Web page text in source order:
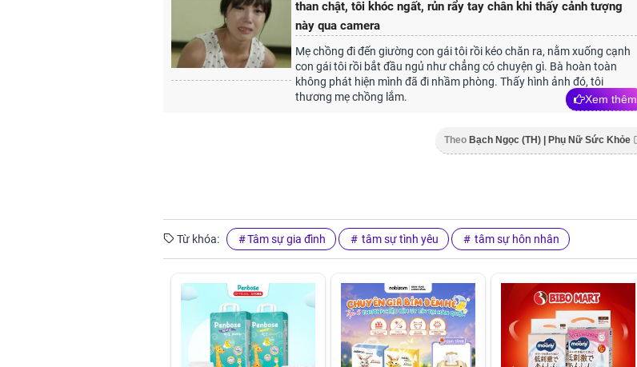
than chật, tôi khóc ngất, rủn rẩy tay chân khi thấy cảnh tượng
này qua camera
Mẹ chồng đi đến giường con gái tôi rồi kéo chăn ra, nằm xuống cạnh
con gái tôi rồi bắt đầu ngủ như chẳng có chuyện gì. Bà hoàn toàn
không phát hiện mình đã đi nhầm phòng. Thấy hình ảnh đó, tôi
thương mẹ chồng lắm.
Xem thêm
Theo Bạch Ngọc (TH) | Phụ Nữ Sức Khỏe
Từ khóa: Tâm sự gia đình tâm sự tình yêu tâm sự hôn nhân